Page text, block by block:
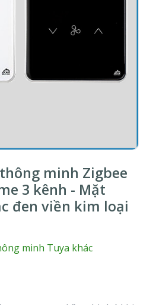
minh Zigbee
3 kênh - Mặt
đen viền kim loại
minh Tuya khác